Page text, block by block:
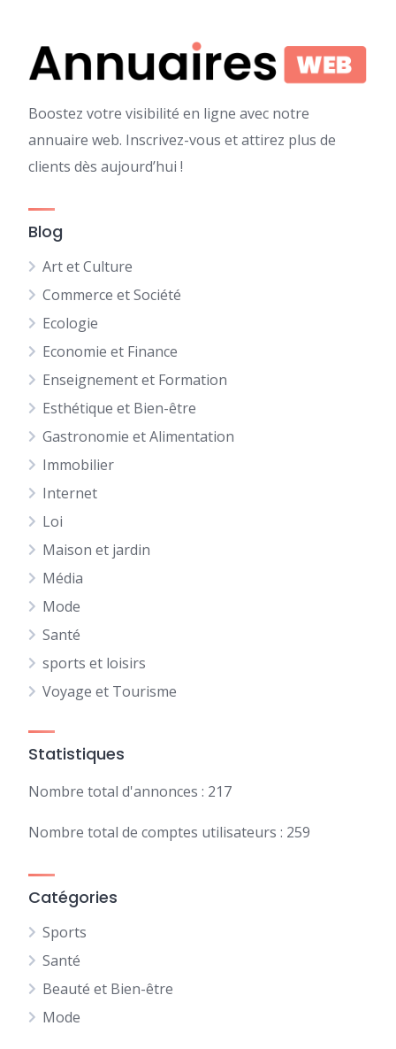
Boostez votre visibilité en ligne avec notre
annuaire web. Inscrivez-vous et attirez plus de
clients dès aujourd’hui !
Blog
Art et Culture
Commerce et Société
Ecologie
Economie et Finance
Enseignement et Formation
Esthétique et Bien-être
Gastronomie et Alimentation
Immobilier
Internet
Loi
Maison et jardin
Média
Mode
Santé
sports et loisirs
Voyage et Tourisme
Statistiques
Nombre total d'annonces : 217
Nombre total de comptes utilisateurs : 259
Catégories
Sports
Santé
Beauté et Bien-être
Mode